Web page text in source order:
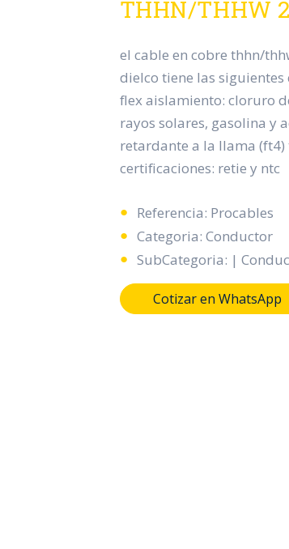
THHN/THHW
el cable en cobre thhn/
dielco tiene las
flex aislamiento: cloruro
rayos solares, gasolina y
retardante a la llama
certificaciones: retie y ntc
Referencia: Procables
Categoria: Conductor
SubCategoria: |
Cotizar en WhatsApp